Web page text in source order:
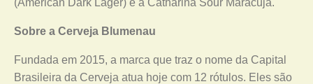
(American Dark Lager) e a Catharina Sour Maracujá.
Sobre a Cerveja Blumenau
Fundada em 2015, a marca que traz o nome da Capital
Brasileira da Cerveja atua hoje com 12 rótulos. Eles são